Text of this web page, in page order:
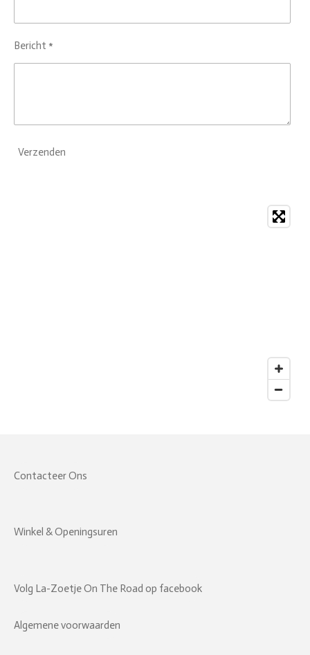
Bericht *
Verzenden
Contacteer Ons
Winkel & Openingsuren
Volg La-Zoetje On The Road op facebook
Algemene voorwaarden